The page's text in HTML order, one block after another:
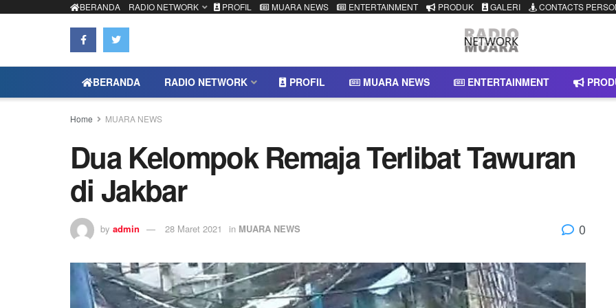
BERANDA RADIO NETWORK PROFIL MUARA NEWS ENTERTAINMENT PRODUK GALERI CONTACTS
BERANDA RADIO NETWORK PROFIL MUARA NEWS ENTERTAINMENT
Home MUARA NEWS
Dua Kelompok Remaja Terlibat Tawuran
di Jakbar
by admin 28 Maret 2021 in MUARA NEWS 0